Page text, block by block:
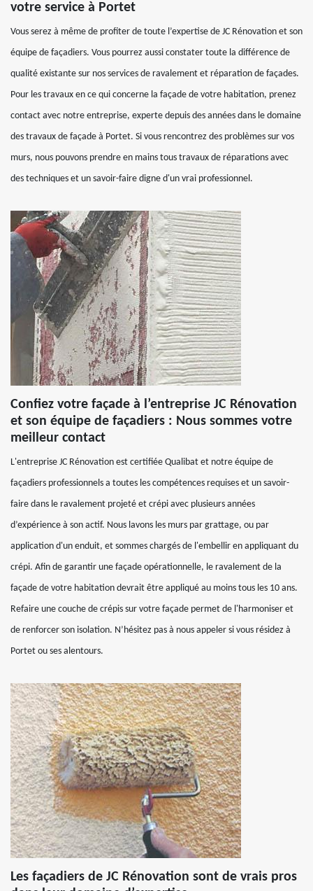
votre service à Portet
Vous serez à même de profiter de toute l’expertise de JC Rénovation et son
équipe de façadiers. Vous pourrez aussi constater toute la différence de
qualité existante sur nos services de ravalement et réparation de façades.
Pour les travaux en ce qui concerne la façade de votre habitation, prenez
contact avec notre entreprise, experte depuis des années dans le domaine
des travaux de façade à Portet. Si vous rencontrez des problèmes sur vos
murs, nous pouvons prendre en mains tous travaux de réparations avec
des techniques et un savoir-faire digne d'un vrai professionnel.
Confiez votre façade à l’entreprise JC Rénovation
et son équipe de façadiers : Nous sommes votre
meilleur contact
L'entreprise JC Rénovation est certifiée Qualibat et notre équipe de
façadiers professionnels a toutes les compétences requises et un savoir-
faire dans le ravalement projeté et crépi avec plusieurs années
d’expérience à son actif. Nous lavons les murs par grattage, ou par
application d'un enduit, et sommes chargés de l'embellir en appliquant du
crépi. Afin de garantir une façade opérationnelle, le ravalement de la
façade de votre habitation devrait être appliqué au moins tous les 10 ans.
Refaire une couche de crépis sur votre façade permet de l'harmoniser et
de renforcer son isolation. N’hésitez pas à nous appeler si vous résidez à
Portet ou ses alentours.
Les façadiers de JC Rénovation sont de vrais pros